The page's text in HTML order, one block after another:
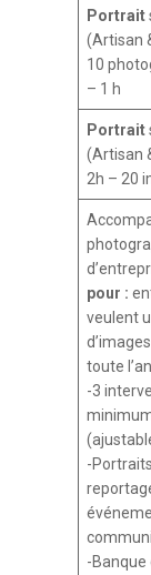
Portrait
(Artisan
10
– 1 h
Portrait
(Artisan
2h – 20
pour :
veulent
toute
-3
-
-Banque